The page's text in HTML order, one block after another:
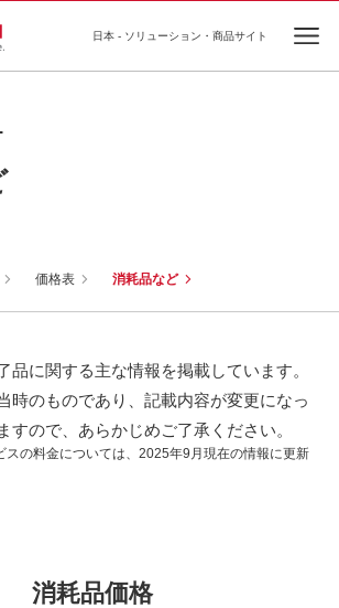
日本 - ソリューション・商品サイト
価格表 消耗品など
品に関する主な情報を掲載しています。
時のものであり、記載内容が変更になっ
すので、あらかじめご了承ください。
スの料金については、2025年9月現在の情報に更新
消耗品価格